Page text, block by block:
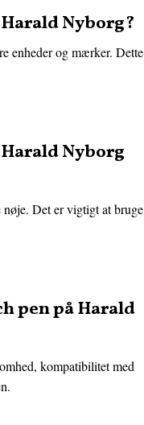
Nyborg?
enheder og mærker. Dette
Nyborg
Det er vigtigt at bruge
pen på Harald
kompatibilitet med